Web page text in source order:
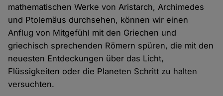
mathematischen Werke von Aristarch, Archimedes
und Ptolemäus durchsehen, können wir einen
Anflug von Mitgefühl mit den Griechen und
griechisch sprechenden Römern spüren, die mit den
neuesten Entdeckungen über das Licht,
Flüssigkeiten oder die Planeten Schritt zu halten
versuchten.